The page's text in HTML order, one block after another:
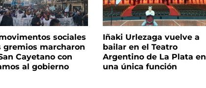
sociales
gremios marcharon
Cayetano con
al gobierno
Iñaki Urlezaga vuelve a
bailar en el Teatro
Argentino de La Plata en
una única función